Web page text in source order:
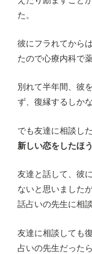
た。
彼にフラれてから
たので心療内科で
別れて半年間、彼
ず、復縁するしか
でも友達に相談した
新しい恋をしたほ
友達と話して、彼
ないと思いました
話占いの先生に相
友達に相談しても
占いの先生だった